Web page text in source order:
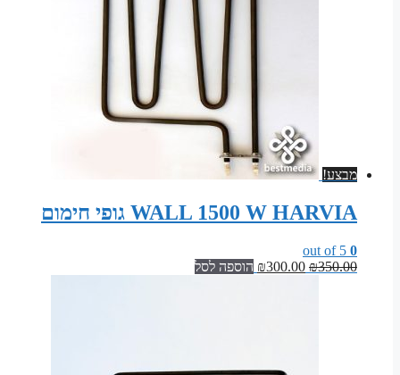
מבצע!
WALL 1500 W HARVIA גופי חימום
0
₪350.00
המחיר ₪300.00
המחיר
הוספה לסל